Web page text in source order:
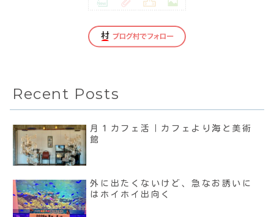
Recent Posts
月１カフェ活｜カフェより海と美術
館
外に出たくないけど、急なお誘いに
はホイホイ出向く